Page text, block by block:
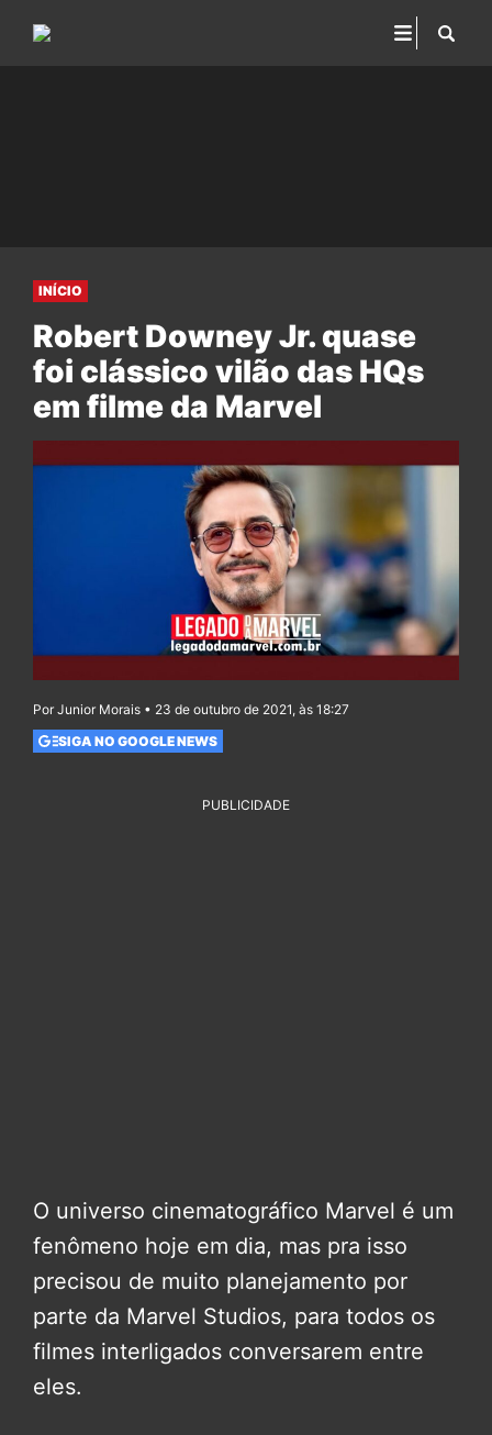
INÍCIO
Robert Downey Jr. quase
foi clássico vilão das HQs
em filme da Marvel
Por Junior Morais • 23 de outubro de 2021, às 18:27
SIGA NO GOOGLE NEWS
PUBLICIDADE
O universo cinematográfico Marvel é um
fenômeno hoje em dia, mas pra isso
precisou de muito planejamento por
parte da Marvel Studios, para todos os
filmes interligados conversarem entre
eles.